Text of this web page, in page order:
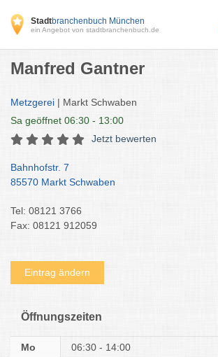
Stadtbranchenbuch München
ein Angebot von stadtbranchenbuch.de
Manfred Gantner
Metzgerei | Markt Schwaben
Sa geöffnet 06:30 - 13:00
Jetzt bewerten
Bahnhofstr. 7
85570 Markt Schwaben
Tel: 08121 3766
Fax: 08121 912059
Eintrag ändern
Öffnungszeiten
Mo
06:30 - 14:00